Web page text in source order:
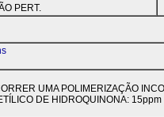
PERT.
UMA POLIMERIZAÇÃO
DE HIDROQUINONA: